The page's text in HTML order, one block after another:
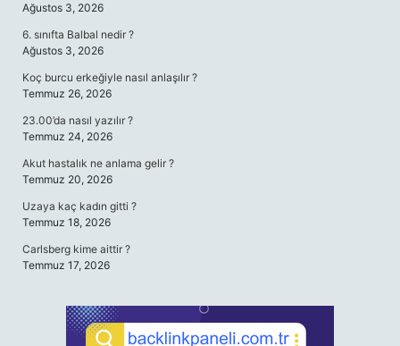
Ağustos 3, 2026
6. sınıfta Balbal nedir ?
Ağustos 3, 2026
Koç burcu erkeğiyle nasıl anlaşılır ?
Temmuz 26, 2026
23.00’da nasıl yazılır ?
Temmuz 24, 2026
Akut hastalık ne anlama gelir ?
Temmuz 20, 2026
Uzaya kaç kadın gitti ?
Temmuz 18, 2026
Carlsberg kime aittir ?
Temmuz 17, 2026